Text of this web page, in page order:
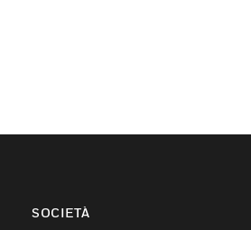
SOCIETÀ